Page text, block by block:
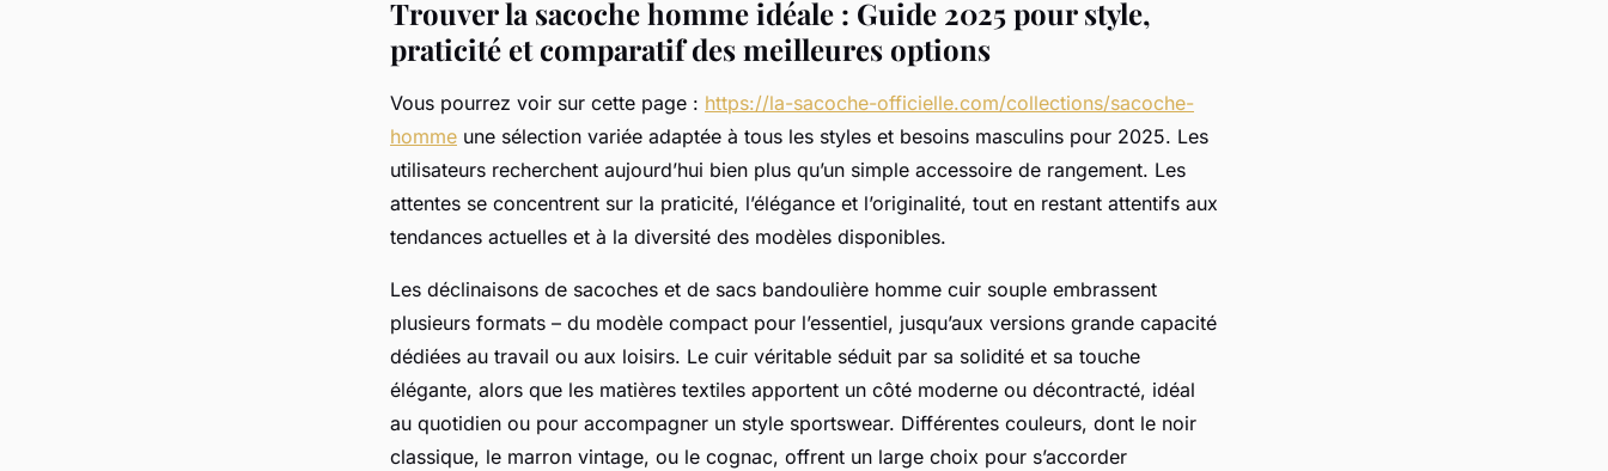
Trouver la sacoche homme idéale : Guide 2025 pour style,
praticité et comparatif des meilleures options
Vous pourrez voir sur cette page : https://la-sacoche-officielle.com/collections/sacoche-
homme une sélection variée adaptée à tous les styles et besoins masculins pour 2025. Les
utilisateurs recherchent aujourd’hui bien plus qu’un simple accessoire de rangement. Les
attentes se concentrent sur la praticité, l’élégance et l’originalité, tout en restant attentifs aux
tendances actuelles et à la diversité des modèles disponibles.
Les déclinaisons de sacoches et de sacs bandoulière homme cuir souple embrassent
plusieurs formats – du modèle compact pour l’essentiel, jusqu’aux versions grande capacité
dédiées au travail ou aux loisirs. Le cuir véritable séduit par sa solidité et sa touche
élégante, alors que les matières textiles apportent un côté moderne ou décontracté, idéal
au quotidien ou pour accompagner un style sportswear. Différentes couleurs, dont le noir
classique, le marron vintage, ou le cognac, offrent un large choix pour s’accorder